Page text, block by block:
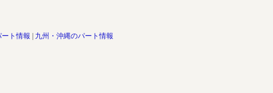
ト情報 九州・沖縄のパート情報